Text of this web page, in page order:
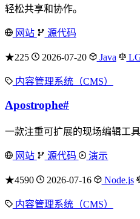
轻松共享和协作。
网站 源代码
★225 2026-07-20 Java
内容管理系统（CMS）
Apostrophe#
一款注重可扩展的现场编辑工
网站 源代码 演示
★4590 2026-07-16 Node.js
内容管理系统（CMS）